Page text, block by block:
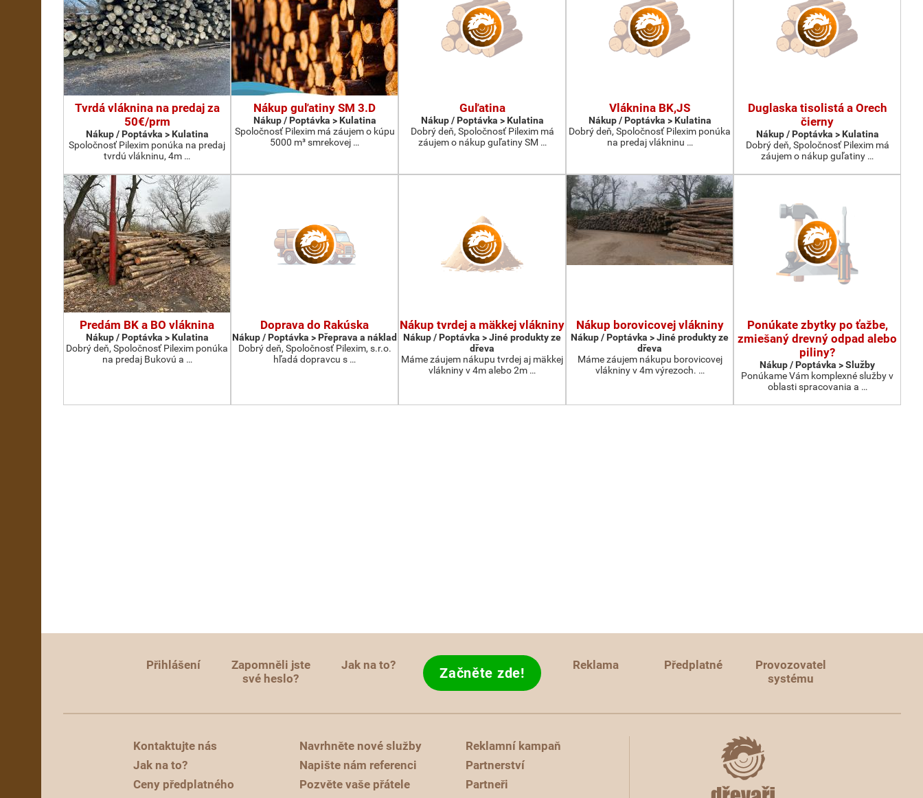
Tvrdá vláknina na predaj za
50€/prm
Nákup / Poptávka > Kulatina
Spoločnosť Pilexim ponúka na predaj
tvrdú vlákninu, 4m …
Nákup guľatiny SM 3.D
Nákup / Poptávka > Kulatina
Spoločnosť Pilexim má záujem o kúpu
5000 m³ smrekovej …
Guľatina
Nákup / Poptávka > Kulatina
Dobrý deň, Spoločnosť Pilexim má
záujem o nákup guľatiny SM …
Vláknina BK,JS
Nákup / Poptávka > Kulatina
Dobrý deň, Spoločnosť Pilexim ponúka
na predaj vlákninu …
Duglaska tisolistá a Orech
čierny
Nákup / Poptávka > Kulatina
Dobrý deň, Spoločnosť Pilexim má
záujem o nákup guľatiny …
Predám BK a BO vláknina
Nákup / Poptávka > Kulatina
Dobrý deň, Spoločnosť Pilexim ponúka
na predaj Bukovú a …
Doprava do Rakúska
Nákup / Poptávka > Přeprava a náklad
Dobrý deň, Spoločnosť Pilexim, s.r.o.
hľadá dopravcu s …
Nákup tvrdej a mäkkej vlákniny
Nákup / Poptávka > Jiné produkty ze
dřeva
Máme záujem nákupu tvrdej aj mäkkej
vlákniny v 4m alebo 2m …
Nákup borovicovej vlákniny
Nákup / Poptávka > Jiné produkty ze
dřeva
Máme záujem nákupu borovicovej
vlákniny v 4m výrezoch. …
Ponúkate zbytky po ťažbe,
zmiešaný drevný odpad alebo
piliny?
Nákup / Poptávka > Služby
Ponúkame Vám komplexné služby v
oblasti spracovania a …
Přihlášení
Zapomněli jste
své heslo?
Jak na to? Začněte zde! Reklama Předplatné
Provozovatel
systému
Kontaktujte nás
Jak na to?
Ceny předplatného
Navrhněte nové služby
Napište nám referenci
Pozvěte vaše přátele
Reklamní kampaň
Partnerství
Partneři